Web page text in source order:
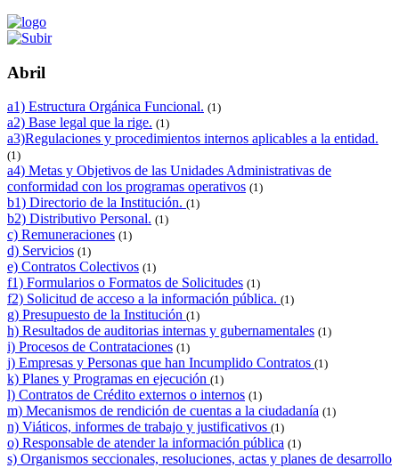
Abril
a1) Estructura Orgánica Funcional. (1)
a2) Base legal que la rige. (1)
a3)Regulaciones y procedimientos internos aplicables a la entidad.
(1)
a4) Metas y Objetivos de las Unidades Administrativas de
conformidad con los programas operativos (1)
b1) Directorio de la Institución. (1)
b2) Distributivo Personal. (1)
c) Remuneraciones (1)
d) Servicios (1)
e) Contratos Colectivos (1)
f1) Formularios o Formatos de Solicitudes (1)
f2) Solicitud de acceso a la información pública. (1)
g) Presupuesto de la Institución (1)
h) Resultados de auditorias internas y gubernamentales (1)
i) Procesos de Contrataciones (1)
j) Empresas y Personas que han Incumplido Contratos (1)
k) Planes y Programas en ejecución (1)
l) Contratos de Crédito externos o internos (1)
m) Mecanismos de rendición de cuentas a la ciudadanía (1)
n) Viáticos, informes de trabajo y justificativos (1)
o) Responsable de atender la información pública (1)
s) Organismos seccionales, resoluciones, actas y planes de desarrollo